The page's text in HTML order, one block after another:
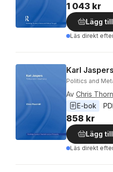
1 043 kr
Lägg till
Läs direkt
Karl Jaspers
Politics and
Av Chris
E-bok
858 kr
Lägg till
Läs direkt